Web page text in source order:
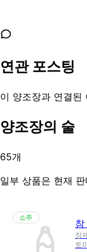
연관 포스팅
이 양조장과 연결된
양조장의 술
65개
일부 상품은 현재
소주
정
토